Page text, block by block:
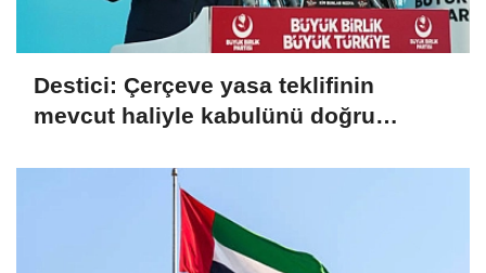
Destici: Çerçeve yasa teklifinin
mevcut haliyle kabulünü doğru